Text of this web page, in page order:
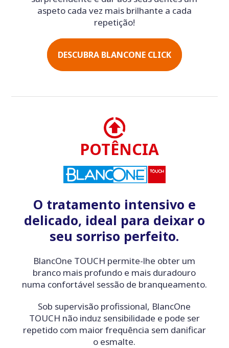
aspeto cada vez mais brilhante a cada
repetição!
DESCUBRA BLANCONE CLICK
POTÊNCIA
O tratamento intensivo e
delicado, ideal para deixar o
seu sorriso perfeito.
BlancOne TOUCH permite-lhe obter um
branco mais profundo e mais duradouro
numa confortável sessão de branqueamento.
Sob supervisão profissional, BlancOne
TOUCH não induz sensibilidade e pode ser
repetido com maior frequência sem danificar
o esmalte.